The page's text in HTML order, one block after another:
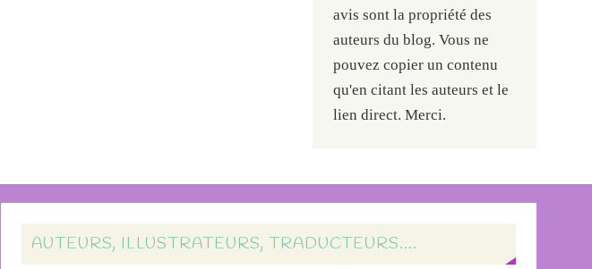
avis sont la propriété des
auteurs du blog. Vous ne
pouvez copier un contenu
qu'en citant les auteurs et le
lien direct. Merci.
AUTEURS, ILLUSTRATEURS, TRADUCTEURS….